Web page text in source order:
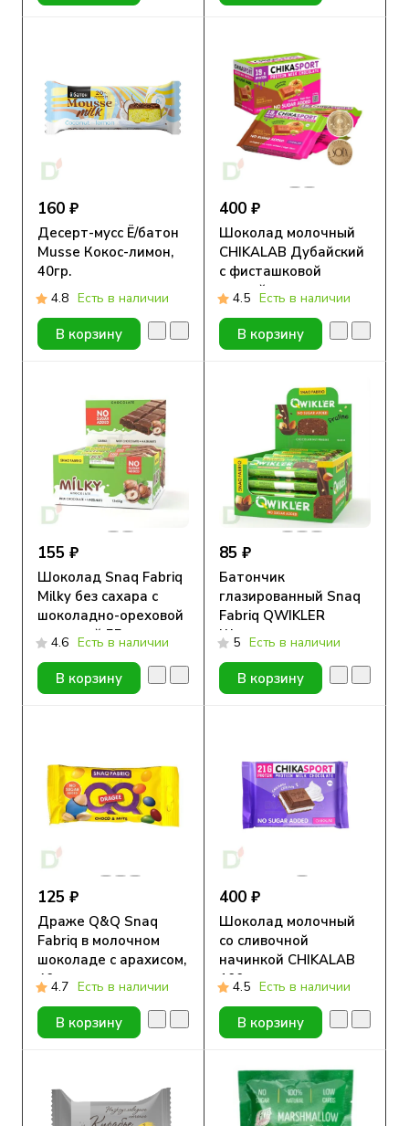
160 ₽
Десерт-мусс Ё/батон
Musse Кокос-лимон,
40гр.
4.8 Есть в наличии
В корзину
400 ₽
Шоколад молочный
CHIKALAB Дубайский
с фисташковой
пастой и тестом
Катаифи, без сахара,
100гр.
4.5 Есть в наличии
В корзину
155 ₽
Шоколад Snaq Fabriq
Milky без сахара с
шоколадно-ореховой
начинкой 55гр
4.6 Есть в наличии
В корзину
85 ₽
Батончик
глазированный Snaq
Fabriq QWIKLER
Шоколадно-
Ореховое пралине, 35
гр
5 Есть в наличии
В корзину
125 ₽
Драже Q&Q Snaq
Fabriq в молочном
шоколаде с арахисом,
40 г.
4.7 Есть в наличии
В корзину
400 ₽
Шоколад молочный
со сливочной
начинкой CHIKALAB
100 гр
4.5 Есть в наличии
В корзину